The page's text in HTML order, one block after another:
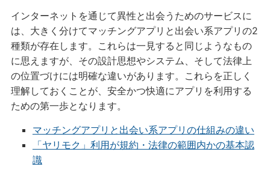
インターネットを通じて異性と出会うためのサービスに
は、大きく分けてマッチングアプリと出会い系アプリの2
種類が存在します。これらは一見すると同じようなもの
に思えますが、その設計思想やシステム、そして法律上
の位置づけには明確な違いがあります。これらを正しく
理解しておくことが、安全かつ快適にアプリを利用する
ための第一歩となります。
マッチングアプリと出会い系アプリの仕組みの違い
「ヤリモク」利用が規約・法律の範囲内かの基本認
識